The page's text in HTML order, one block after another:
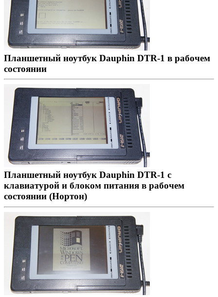
Планшетный ноутбук Dauphin DTR-1 в рабочем
состоянии
Планшетный ноутбук Dauphin DTR-1 с
клавиатурой и блоком питания в рабочем
состоянии (Нортон)